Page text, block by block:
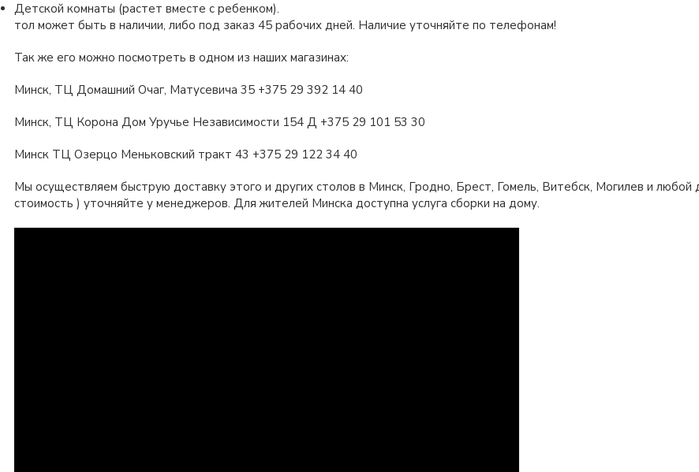
Детской комнаты (растет вместе с ребенком).
тол может быть в наличии, либо под заказ 45 рабочих дней. Наличие уточняйте по телефонам!
Так же его можно посмотреть в одном из наших магазинах:
Минск, ТЦ Домашний Очаг, Матусевича 35 +375 29 392 14 40
Минск, ТЦ Корона Дом Уручье Независимости 154 Д +375 29 101 53 30
Минск ТЦ Озерцо Меньковский тракт 43 +375 29 122 34 40
Мы осуществляем быструю доставку этого и других столов в Минск, Гродно, Брест, Гомель, Витебск, Могилев и
стоимость ) уточняйте у менеджеров. Для жителей Минска доступна услуга сборки на дому.